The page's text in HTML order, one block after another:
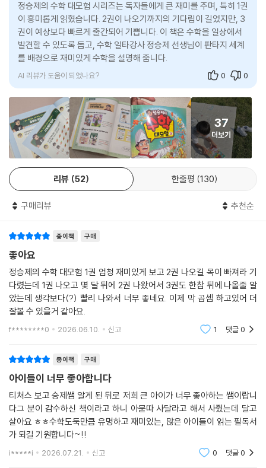
- 수학 2학년 1학기 : 곱셈 (묶어 세기, 곱셈식 만들기)
- 수학 2학년 2학기 : 곱셈구구 (1~9단 곱셈 구구)
- 수학 3학년 1학기 : 나눗셈 (똑같이 나누기, 나눗셈식 만들기)
감수자의 말
“수학의 짜릿한 재미를 친구들에게 선물합니다!” 긴 시간 동안 입시 현장
에서 학생들과 수학이란 언어로 소통하며 한 가지를 깨달은 것이 있습니
다. 바로, 수학의 개념을 이해하는 것이 얼마나 중요한지에 대한 것입니다.
단순히 문제를 외워서 푸는 게 아니라, 원리와 개념을 이해하려고 노력하
는 과정에서 스스로 탐구하는 힘이 생기기 때문이죠. 제가 수학을 하며 느
꼈던 그 짜릿함을 우리 친구들에게도 꼭 선물하고 싶습니다. 그래서 흥미
진진한 모험 이야기를 준비해 봤는데요, 이번에 저는 ‘승제 생선’ 캐릭터가
께하는 〈수학 대모험〉을 통해 여러분이 수학과 더 가까워지길 바랍니다.
-수학 강사 정승제
정승제의 수학 대모험 시리즈는 독자들에게 큰 재미를 주며, 특히 1권
이 흥미롭게 읽혔습니다. 2권이 나오기까지의 기다림이 길었지만, 3
권이 예상보다 빠르게 출간되어 기쁩니다. 이 책은 수학을 일상에서
발견할 수 있도록 돕고, 수학 일타강사 정승제 선생님이 판타지 세계
를 배경으로 재미있게 수학을 설명해 줍니다.
AI 리뷰가 도움이 되었나요? 0 0
37
더보기
리뷰 52 한줄평 130
구매리뷰 추천순
종이책 구매
좋아요
정승제의 수학 대모험 1권 엄청 재미있게 보고 2권 나오길 목이 빠져라 기
다렸는데 1권 나오고 몇 달 뒤에 2권 나왔어서 3권도 한참 뒤에 나올줄 알
았는데 생각보다(?) 빨리 나와서 너무 좋네요. 이제 막 곱셈 하고있어 더
잘볼 수 있을거 같아요.
f********0 2026.06.10. 신고 1 댓글0
종이책 구매
아이들이 너무 좋아합니다
티쳐스 보고 승제쌤 알게 된 뒤로 저희 큰 아이가 너무 좋아하는 쌤이랍니
다그 분이 감수하신 책이라고 하니 아묻따 사달라고 해서 사줬는데 달고
살아요 ㅎㅎ수학도둑만큼 유명하고 재미있는, 많은 아이들이 읽는 필독서
가 되길 기원합니다~!!
i*****i 2026.07.21. 신고 0 댓글0